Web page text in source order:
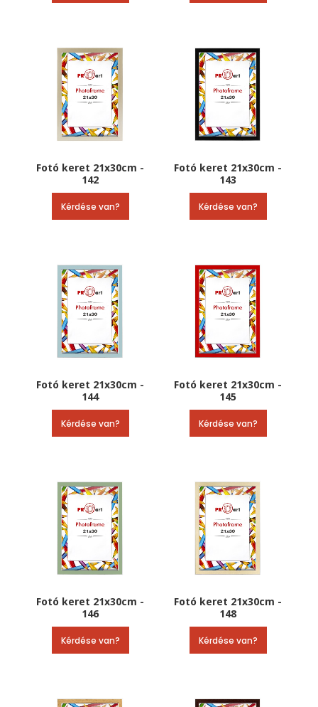
Fotó keret 21x30cm -
142
Kérdése van?
Fotó keret 21x30cm -
143
Kérdése van?
Fotó keret 21x30cm -
144
Kérdése van?
Fotó keret 21x30cm -
145
Kérdése van?
Fotó keret 21x30cm -
146
Kérdése van?
Fotó keret 21x30cm -
148
Kérdése van?